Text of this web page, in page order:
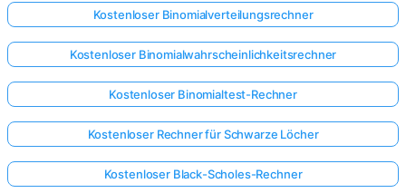
Kostenloser Binomialverteilungsrechner
Kostenloser Binomialwahrscheinlichkeitsrechner
Kostenloser Binomialtest-Rechner
Kostenloser Rechner für Schwarze Löcher
Kostenloser Black-Scholes-Rechner